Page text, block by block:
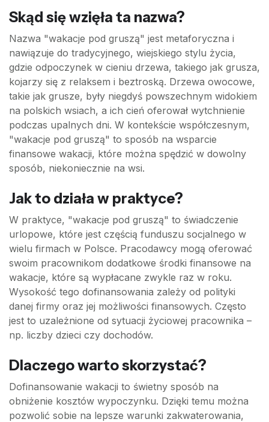
Skąd się wzięła ta nazwa?
Nazwa "wakacje pod gruszą" jest metaforyczna i
nawiązuje do tradycyjnego, wiejskiego stylu życia,
gdzie odpoczynek w cieniu drzewa, takiego jak grusza,
kojarzy się z relaksem i beztroską. Drzewa owocowe,
takie jak grusze, były niegdyś powszechnym widokiem
na polskich wsiach, a ich cień oferował wytchnienie
podczas upalnych dni. W kontekście współczesnym,
"wakacje pod gruszą" to sposób na wsparcie
finansowe wakacji, które można spędzić w dowolny
sposób, niekoniecznie na wsi.
Jak to działa w praktyce?
W praktyce, "wakacje pod gruszą" to świadczenie
urlopowe, które jest częścią funduszu socjalnego w
wielu firmach w Polsce. Pracodawcy mogą oferować
swoim pracownikom dodatkowe środki finansowe na
wakacje, które są wypłacane zwykle raz w roku.
Wysokość tego dofinansowania zależy od polityki
danej firmy oraz jej możliwości finansowych. Często
jest to uzależnione od sytuacji życiowej pracownika –
np. liczby dzieci czy dochodów.
Dlaczego warto skorzystać?
Dofinansowanie wakacji to świetny sposób na
obniżenie kosztów wypoczynku. Dzięki temu można
pozwolić sobie na lepsze warunki zakwaterowania,